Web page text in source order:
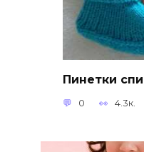
Пинетки
0 4.3к.